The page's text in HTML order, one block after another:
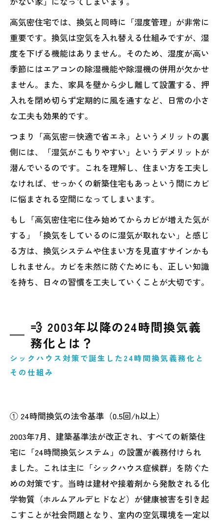
高気密住宅では、換気と同時に「湿度管理」が非常に
重要です。換気は空気を入れ替える仕組みですが、湿
度を下げる機能はありません。そのため、湿度が高い
季節にはエアコンの除湿機能や除湿機の併用が欠かせ
ません。また、家具を壁から少し離して設置する、押
入れを閉め切らず定期的に風を通すなど、日常の小さ
な工夫も効果的です。
つまり「高気密＝快適で省エネ」というメリットの裏
側には、「湿気がこもりやすい」というデメリットが
潜んでいるのです。これを理解し、住まい方を工夫し
なければ、せっかくの新築住宅もあっという間にカビ
に悩まされる空間になってしまいます。
もし「高気密住宅に住み始めてからカビが増えた気が
する」「換気をしているのに湿気が取れない」と感じ
る方は、換気システムや住まい方を見直すサインかも
しれません。カビを未然に防ぐためにも、正しい知識
を持ち、日々の習慣を工夫していくことが大切です。
💨 2003年以降の24時間換気義
務化とは？
シックハウス対策で誕生した24時間換気義務化と
その仕組み
① 24時間換気の法令基準（0.5回/h以上）
2003年7月、建築基準法が改正され、すべての新築住
宅に「24時間換気システム」の設置が義務付けられ
ました。これは主に「シックハウス症候群」を防ぐた
めの対策です。当時は建材や接着剤から発散される化
学物質（ホルムアルデヒドなど）が健康被害を引き起
こすことが社会問題となり、室内の空気環境を一定以